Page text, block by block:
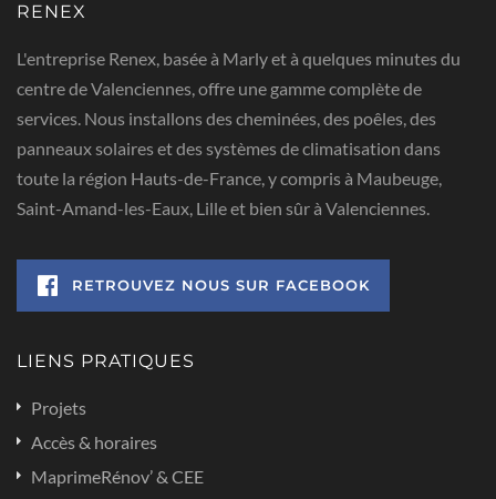
RENEX
L'entreprise Renex, basée à Marly et à quelques minutes du
centre de Valenciennes, offre une gamme complète de
services. Nous installons des cheminées, des poêles, des
panneaux solaires et des systèmes de climatisation dans
toute la région Hauts-de-France, y compris à Maubeuge,
Saint-Amand-les-Eaux, Lille et bien sûr à Valenciennes.
RETROUVEZ NOUS SUR FACEBOOK
LIENS PRATIQUES
Projets
Accès & horaires
MaprimeRénov’ & CEE